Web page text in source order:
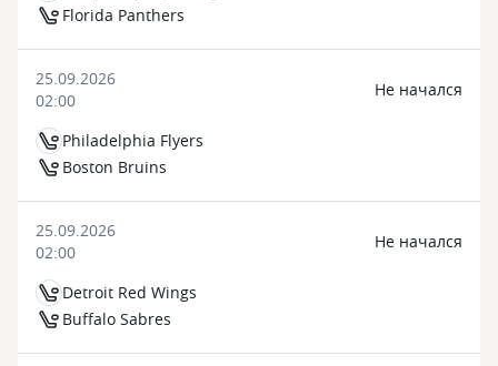
Florida Panthers
25.09.2026
02:00
Philadelphia Flyers
Boston Bruins
Не начался
25.09.2026
02:00
Detroit Red Wings
Buffalo Sabres
Не начался